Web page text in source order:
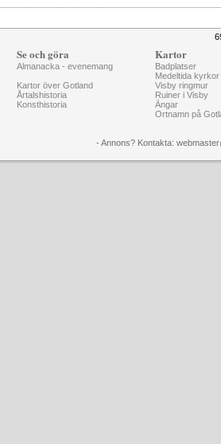
Se och göra
Almanacka - evenemang
Kartor över Gotland
Årtalshistoria
Konsthistoria
Kartor
Badplatser
Medeltida kyrkor
Visby ringmur
Ruiner i Visby
Ängar
Ortnamn på
- Annons? Kontakta: